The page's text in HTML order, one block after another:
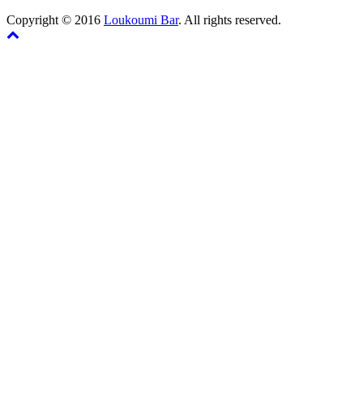
Copyright © 2016 Loukoumi Bar. All rights reserved.